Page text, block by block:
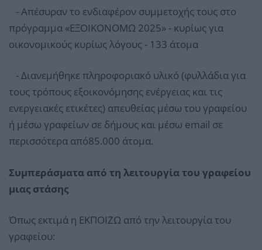
- Απέσυραν το ενδιαφέρον συμμετοχής τους στο
πρόγραμμα «ΕΞΟΙΚΟΝΟΜΩ 2025» - κυρίως για
οικονομικούς κυρίως λόγους - 133 άτομα
- Διανεμήθηκε πληροφοριακό υλικό (φυλλάδια για
τους τρόπους εξοικονόμησης ενέργειας και τις
ενεργειακές ετικέτες) απευθείας μέσω του γραφείου
ή μέσω γραφείων σε δήμους και μέσω email σε
περισσότερα από85.000 άτομα.
Συμπεράσματα από τη λειτουργία του γραφείου
μιας στάσης
Όπως εκτιμά η ΕΚΠΟΙΖΩ από την λειτουργία του
γραφείου: